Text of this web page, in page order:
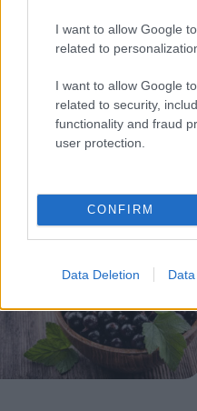
I want to allow Google
related to
I want to allow Google
related to security,
functionality and fraud
user protection.
CONFIRM
Data Deletion
vyhodiť?